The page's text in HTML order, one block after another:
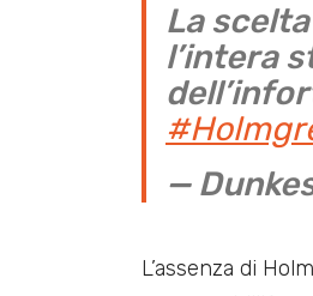
La
l’intera
—
L’assenza di